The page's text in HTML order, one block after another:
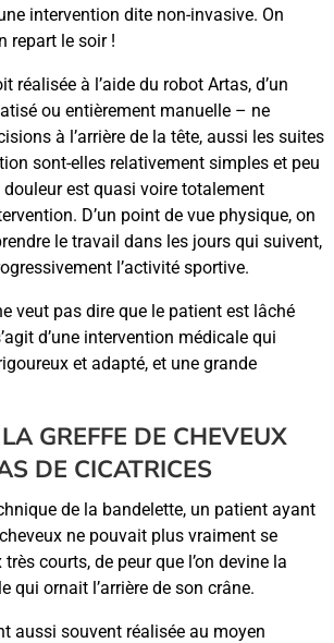
intervention dite non-invasive. On
repart le soir !
réalisée à l’aide du robot Artas, d’un
ou entièrement manuelle – ne
à l’arrière de la tête, aussi les suites
sont-elles relativement simples et peu
est quasi voire totalement
D’un point de vue physique, on
le travail dans les jours qui suivent,
l’activité sportive.
veut pas dire que le patient est lâché
d’une intervention médicale qui
et adapté, et une grande
GREFFE DE CHEVEUX
DE CICATRICES
de la bandelette, un patient ayant
ne pouvait plus vraiment se
courts, de peur que l’on devine la
qui ornait l’arrière de son crâne.
aussi souvent réalisée au moyen